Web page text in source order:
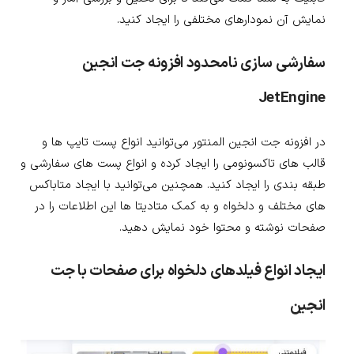
نمایش آن نمودارهای مختلفی را ایجاد کنید.
سفارشی سازی نامحدود افزونه جت انجین
JetEngine
در افزونه جت انجین المنتور می‌توانید انواع پست تایپ ها و
قالب های تاکسونومی را ایجاد کرده و انواع پست های سفارشی و
طبقه بندی را ایجاد کنید. همچنین می‌توانید با ایجاد متاباکس
های مختلف و دلخواه و به کمک متادیتا ها این اطلاعات را در
صفحات نوشته و محتوا خود نمایش دهید.
ایجاد انواع فیلدهای دلخواه برای صفحات با جت
انجین